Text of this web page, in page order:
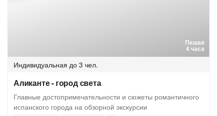
Пешая
4 часа
Индивидуальная до 3 чел.
Аликанте - город света
Главные достопримечательности и сюжеты романтичного
испанского города на обзорной экскурсии